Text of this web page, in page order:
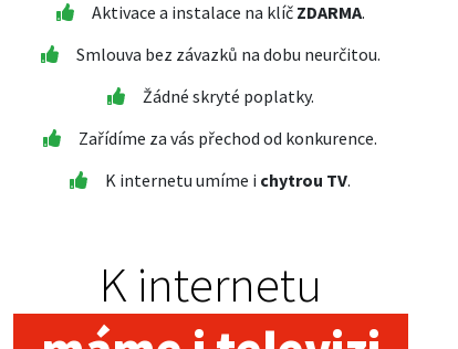
Aktivace a instalace na klíč ZDARMA.
Smlouva bez závazků na dobu neurčitou.
Žádné skryté poplatky.
Zařídíme za vás přechod od konkurence.
K internetu umíme i chytrou TV.
K internetu